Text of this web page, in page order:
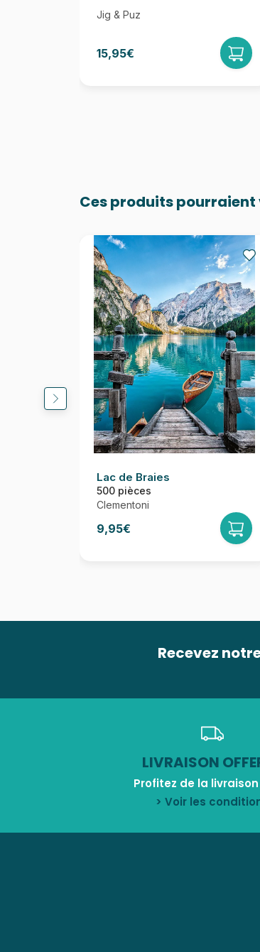
Jig & Puz
15,95€
Ces produits pourraient
Lac de Braies
500 pièces
Clementoni
9,95€
Recevez
LIVRAISON
Profitez de la
> Voir les